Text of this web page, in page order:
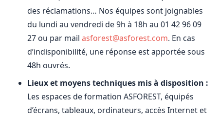
des réclamations… Nos équipes sont joignables
du lundi au vendredi de 9h à 18h au 01 42 96 09
27 ou par mail asforest@asforest.com. En cas
d’indisponibilité, une réponse est apportée sous
48h ouvrés.
Lieux et moyens techniques mis à disposition :
Les espaces de formation ASFOREST, équipés
d’écrans, tableaux, ordinateurs, accès Internet et